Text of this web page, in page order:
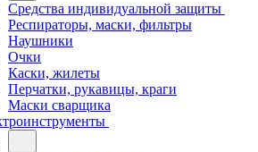
Средства индивидуальной защиты
Респираторы, маски, фильтры
Наушники
Очки
Каски, жилеты
Перчатки, рукавицы, краги
Маски сварщика